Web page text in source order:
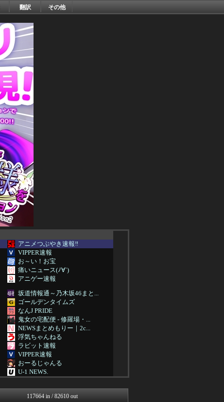
翻訳 その他
アニメつぶやき速報‼︎
VIPPER速報
お～い！お宝
痛いニュース(ﾉ∀`)
アニゲー速報
坂道情報通～乃木坂46まと...
ゴールデンタイムズ
なんJ PRIDE
鬼女の宅配便 - 修羅場・...
NEWSまとめもりー｜2c...
浮気ちゃんねる
ラビット速報
VIPPER速報
おーるじゃんる
U-1 NEWS.
女子アナお宝画像速報－5c...
わんこーる速報！
117664 in / 82610 out